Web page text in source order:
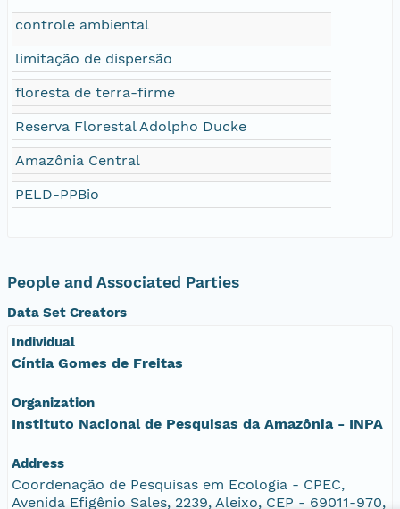
controle ambiental
limitação de dispersão
floresta de terra-firme
Reserva Florestal Adolpho Ducke
Amazônia Central
PELD-PPBio
People and Associated Parties
Data Set Creators
Individual
Cíntia Gomes de Freitas
Organization
Instituto Nacional de Pesquisas da Amazônia - INPA
Address
Coordenação de Pesquisas em Ecologia - CPEC,
Avenida Efigênio Sales, 2239, Aleixo, CEP - 69011-970,